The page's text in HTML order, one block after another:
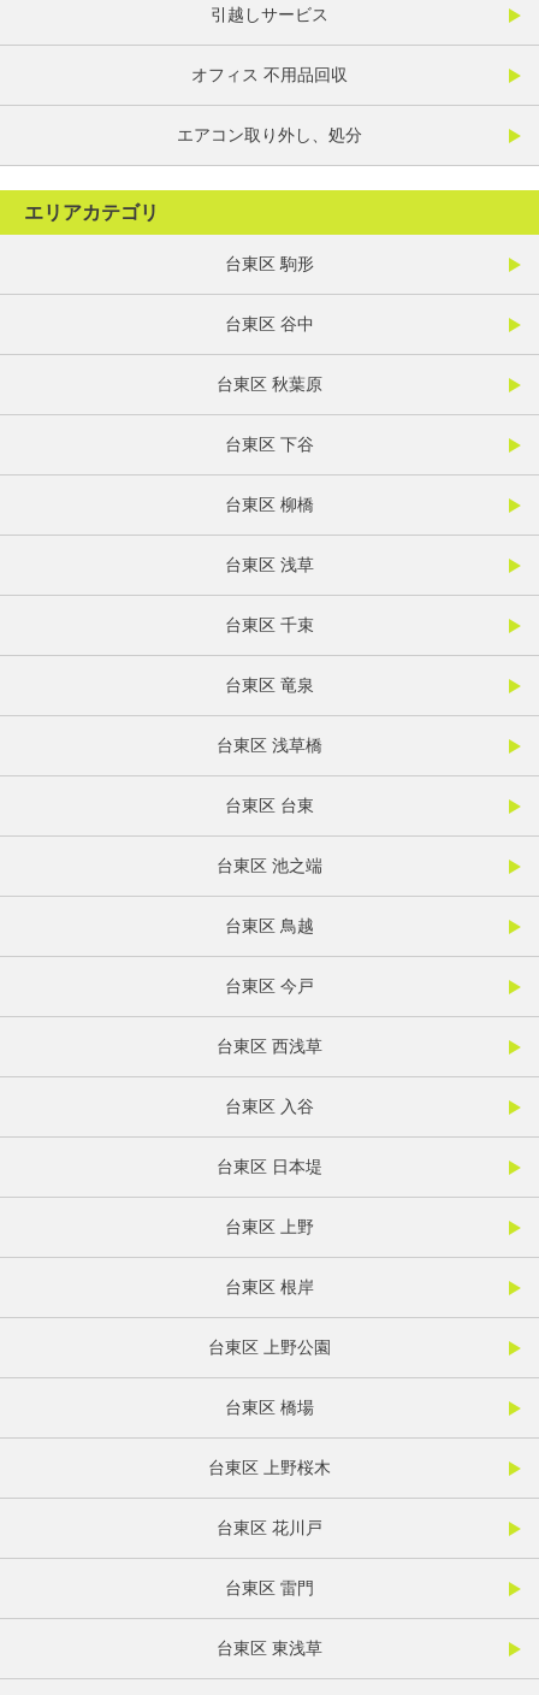
引越しサービス
オフィス 不用品回収
エアコン取り外し、処分
エリアカテゴリ
台東区 駒形
台東区 谷中
台東区 秋葉原
台東区 下谷
台東区 柳橋
台東区 浅草
台東区 千束
台東区 竜泉
台東区 浅草橋
台東区 台東
台東区 池之端
台東区 鳥越
台東区 今戸
台東区 西浅草
台東区 入谷
台東区 日本堤
台東区 上野
台東区 根岸
台東区 上野公園
台東区 橋場
台東区 上野桜木
台東区 花川戸
台東区 雷門
台東区 東浅草